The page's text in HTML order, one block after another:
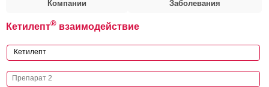
Компании Заболевания
Кетилепт® взаимодействие